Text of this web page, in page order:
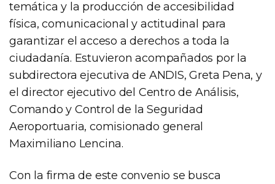
temática y la producción de accesibilidad
física, comunicacional y actitudinal para
garantizar el acceso a derechos a toda la
ciudadanía. Estuvieron acompañados por la
subdirectora ejecutiva de ANDIS, Greta Pena, y
el director ejecutivo del Centro de Análisis,
Comando y Control de la Seguridad
Aeroportuaria, comisionado general
Maximiliano Lencina.
Con la firma de este convenio se busca